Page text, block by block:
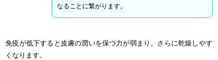
なることに繋がります。
免疫が低下すると皮膚の潤いを保つ力が弱まり、さらに乾燥しやす
くなります。